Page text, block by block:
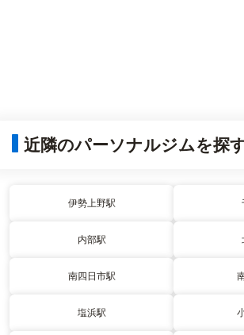
近隣のパーソナルジムを探
伊勢上野駅
内部駅
南四日市駅
塩浜駅